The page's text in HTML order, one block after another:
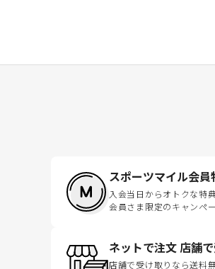
スポーツマイル会員
入会当日からオトクな特
会員さま限定のキャンペ
ネットで注文 店舗
店舗で受け取りなら送料